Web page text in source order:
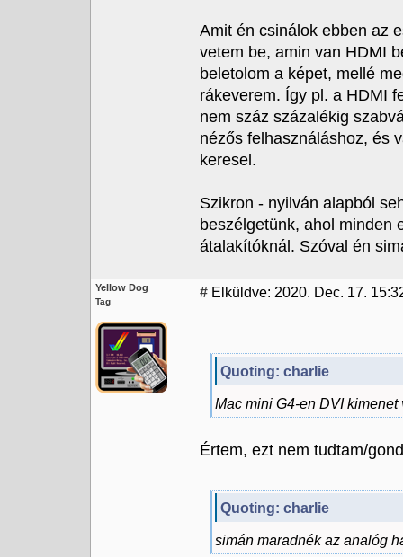
Amit én csinálok ebben az
vetem be, amin van HDMI
beletolom a képet, mellé
rákeverem. Így pl. a HDMI
nem száz százalékig
nézős felhasználáshoz, és
keresel.
Szikron - nyilván alapból
beszélgetünk, ahol minden
átalakítóknál. Szóval én
Yellow Dog
Tag
# Elküldve: 2020. Dec. 17.
Quoting: charlie
Mac mini G4-en DVI
Értem, ezt nem tudtam/
Quoting: charlie
simán maradnék az analóg